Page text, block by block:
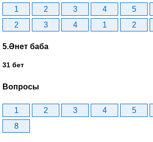
1 2 3 4 5
2
3 4 1 2
5.Әнет баба
31 бет
Вопросы
1 2 3 4 5
8